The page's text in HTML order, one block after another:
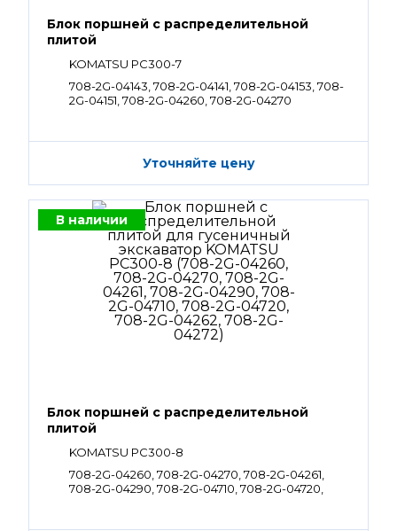
Блок поршней c распределительной
плитой
KOMATSU PC300-7
708-2G-04143, 708-2G-04141, 708-2G-04153, 708-
2G-04151, 708-2G-04260, 708-2G-04270
Уточняйте цену
В наличии
Блок поршней c распределительной
плитой
KOMATSU PC300-8
708-2G-04260, 708-2G-04270, 708-2G-04261,
708-2G-04290, 708-2G-04710, 708-2G-04720,